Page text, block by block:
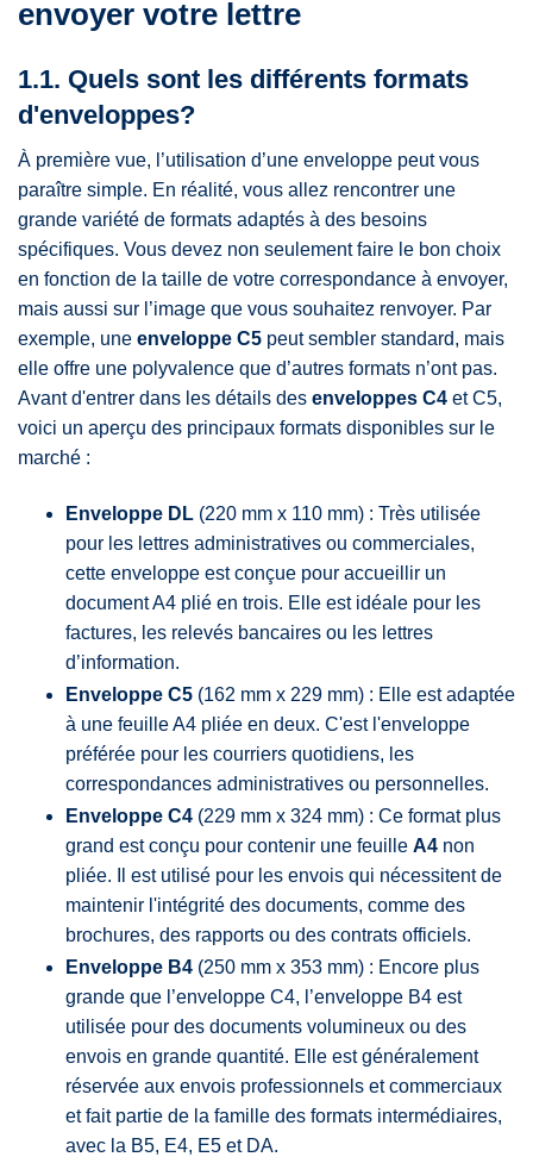
envoyer votre lettre
1.1. Quels sont les différents formats
d'enveloppes?
À première vue, l’utilisation d’une enveloppe peut vous
paraître simple. En réalité, vous allez rencontrer une
grande variété de formats adaptés à des besoins
spécifiques. Vous devez non seulement faire le bon choix
en fonction de la taille de votre correspondance à envoyer,
mais aussi sur l’image que vous souhaitez renvoyer. Par
exemple, une enveloppe C5 peut sembler standard, mais
elle offre une polyvalence que d’autres formats n’ont pas.
Avant d'entrer dans les détails des enveloppes C4 et C5,
voici un aperçu des principaux formats disponibles sur le
marché :
Enveloppe DL (220 mm x 110 mm) : Très utilisée
pour les lettres administratives ou commerciales,
cette enveloppe est conçue pour accueillir un
document A4 plié en trois. Elle est idéale pour les
factures, les relevés bancaires ou les lettres
d’information.
Enveloppe C5 (162 mm x 229 mm) : Elle est adaptée
à une feuille A4 pliée en deux. C'est l'enveloppe
préférée pour les courriers quotidiens, les
correspondances administratives ou personnelles.
Enveloppe C4 (229 mm x 324 mm) : Ce format plus
grand est conçu pour contenir une feuille A4 non
pliée. Il est utilisé pour les envois qui nécessitent de
maintenir l'intégrité des documents, comme des
brochures, des rapports ou des contrats officiels.
Enveloppe B4 (250 mm x 353 mm) : Encore plus
grande que l’enveloppe C4, l’enveloppe B4 est
utilisée pour des documents volumineux ou des
envois en grande quantité. Elle est généralement
réservée aux envois professionnels et commerciaux
et fait partie de la famille des formats intermédiaires,
avec la B5, E4, E5 et DA.